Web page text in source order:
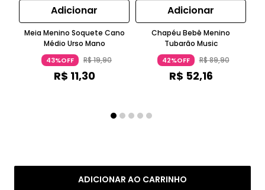
ADICIONAR AO CARRINHO
Adicionar
Meia Menino Soquete Cano
Médio Urso Mano
43%OFF R$19,90
R$ 11,30
Adicionar
Chapéu Bebê Menino
Tubarão Music
42%OFF R$89,90
R$ 52,16